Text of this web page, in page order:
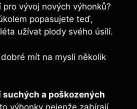
vývoj nových výhonků?
popasujete teď,
užívat plody svého úsilí.
mít​ na‌ mysli několik
suchých a poškozených